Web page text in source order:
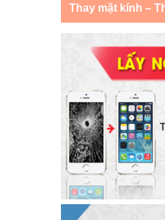
Thay mặt kính –